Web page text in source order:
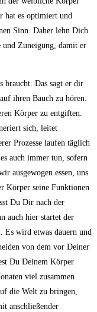
hat es optimiert und
Sinn. Daher lehn Dich
und Zuneigung, damit er
braucht. Das sagt er dir
ihren Bauch zu hören.
Körper zu entgiften.
sich, leitet
Prozesse laufen täglich
auch immer tun, sofern
ausgewogen essen, uns
Körper seine Funktionen
Du Dir nach der
auch hier startet der
Es wird etwas dauern und
von dem vor Deiner
Du Deinem Körper
viel zusammen
die Welt zu bringen,
anschließender